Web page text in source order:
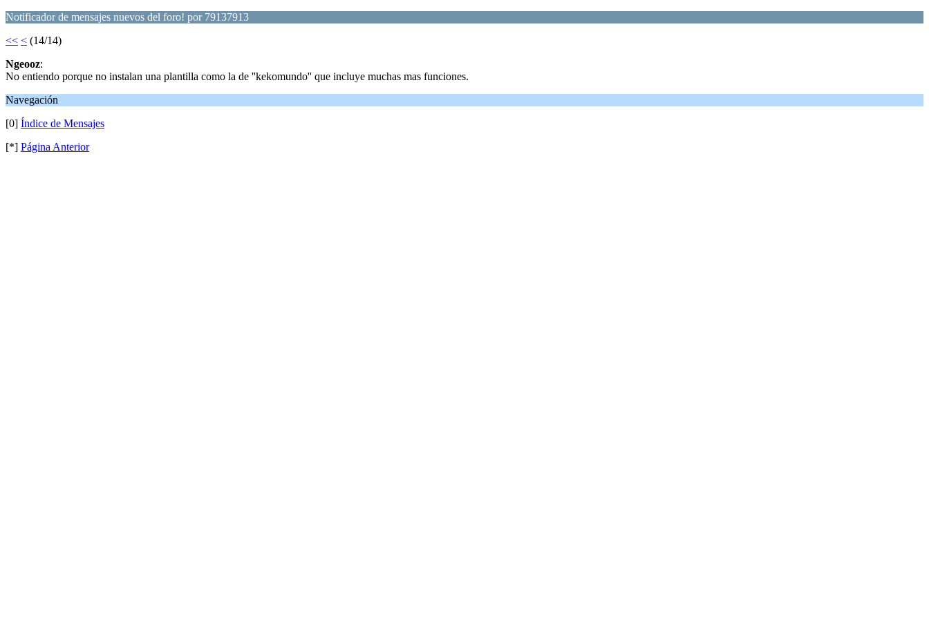
Notificador de mensajes nuevos del foro! por 79137913
<< < (14/14)
Ngeooz:
No entiendo porque no instalan una plantilla como la de ''kekomundo'' que incluye muchas mas funciones.
Navegación
[0] Índice de Mensajes
[*] Página Anterior